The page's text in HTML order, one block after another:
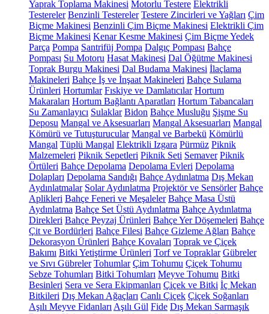
Yaprak Toplama Makinesi Motorlu Testere Elektrikli
Testereler Benzinli Testereler Testere Zincirleri ve Yağları Çim
Biçme Makinesi Benzinli Çim Biçme Makinesi Elektrikli Çim
Biçme Makinesi Kenar Kesme Makinesi Çim Biçme Yedek
Parça Pompa Santrifüj Pompa Dalgıç Pompası Bahçe
Pompası Su Motoru Hasat Makinesi Dal Öğütme Makinesi
Toprak Burgu Makinesi Dal Budama Makinesi İlaçlama
Makineleri Bahçe İş ve İnşaat Makineleri Bahçe Sulama
Ürünleri Hortumlar Fıskiye ve Damlatıcılar Hortum
Makaraları Hortum Bağlantı Aparatları Hortum Tabancaları
Su Zamanlayıcı Sulaklar Bidon Bahçe Musluğu Şişme Su
Deposu Mangal ve Aksesuarları Mangal Aksesuarları Mangal
Kömürü ve Tutuşturucular Mangal ve Barbekü Kömürlü
Mangal Tüplü Mangal Elektrikli Izgara Pürmüz Piknik
Malzemeleri Piknik Sepetleri Piknik Seti Semaver Piknik
Örtüleri Bahçe Depolama Depolama Evleri Depolama
Dolapları Depolama Sandığı Bahçe Aydınlatma Dış Mekan
Aydınlatmalar Solar Aydınlatma Projektör ve Sensörler Bahçe
Aplikleri Bahçe Feneri ve Meşaleler Bahçe Masa Üstü
Aydınlatma Bahçe Set Üstü Aydınlatma Bahçe Aydınlatma
Direkleri Bahçe Peyzaj Ürünleri Bahçe Yer Döşemeleri Bahçe
Çit ve Bordürleri Bahçe Filesi Bahçe Gizleme Ağları Bahçe
Dekorasyon Ürünleri Bahçe Kovaları Toprak ve Çiçek
Bakımı Bitki Yetiştirme Ürünleri Torf ve Topraklar Gübreler
ve Sıvı Gübreler Tohumlar Çim Tohumu Çiçek Tohumu
Sebze Tohumları Bitki Tohumları Meyve Tohumu Bitki
Besinleri Sera ve Sera Ekipmanları Çiçek ve Bitki İç Mekan
Bitkileri Dış Mekan Ağaçları Canlı Çiçek Çiçek Soğanları
Aşılı Meyve Fidanları Aşılı Gül Fide Dış Mekan Sarmaşık